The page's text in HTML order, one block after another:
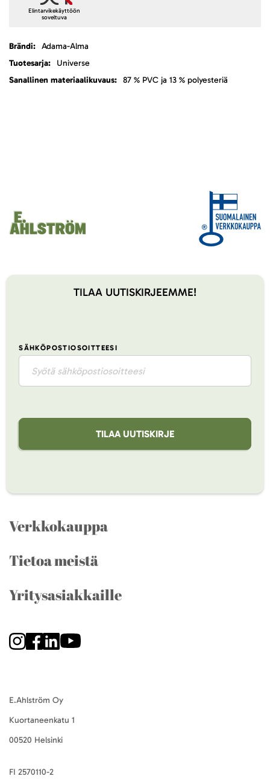
Elintarvikekäyttöön
soveltuva
LisätietojaAdama-Alma
Universe
87 % PVC ja 13 % polyesteriä
TILAA UUTISKIRJEEMME!
SÄHKÖPOSTIOSOITTEESI
TILAA UUTISKIRJE
Verkkokauppa
Tietoa meistä
Yritysasiakkaille
E.Ahlström Oy
Kuortaneenkatu 1
00520 Helsinki
FI 2570110-2